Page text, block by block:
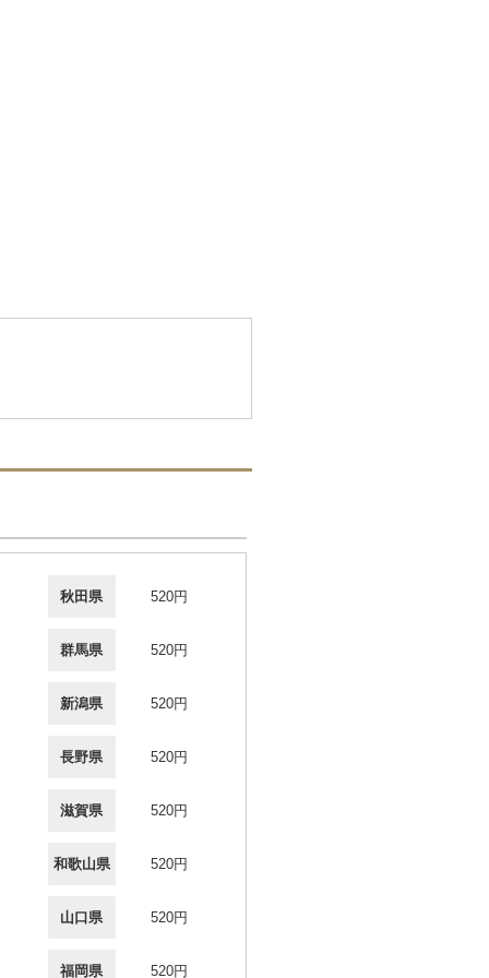
秋田県 520円
群馬県 520円
新潟県 520円
長野県 520円
滋賀県 520円
和歌山県 520円
山口県 520円
福岡県 520円